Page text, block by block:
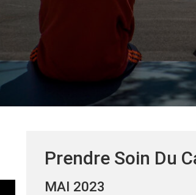
Prendre Soin Du
MAI 2023